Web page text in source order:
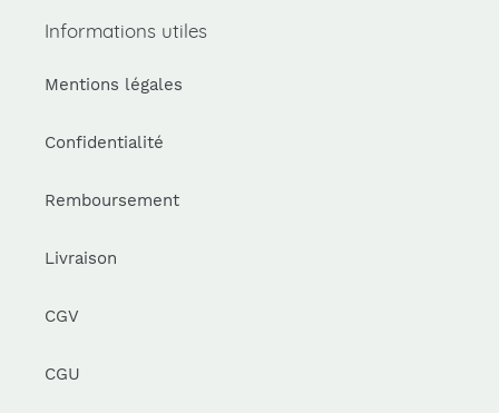
Informations utiles
Mentions légales
Confidentialité
Remboursement
Livraison
CGV
CGU